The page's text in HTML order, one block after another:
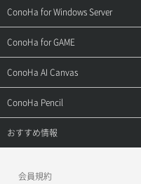
お問い合わせ
ご利用ガイド
よくある質問
サポートトップ
ご利用ガイド
APIドキュメントVPS3.0
ConoHa for Windows Server
サポートトップ
ご利用ガイド
APIドキュメントVPS3.0
ConoHa for GAME
サポートトップ
ご利用ガイド
ConoHa AI Canvas
サポートトップ
ご利用ガイド
ConoHa Pencil
サポートトップ
おすすめ情報
会員規約